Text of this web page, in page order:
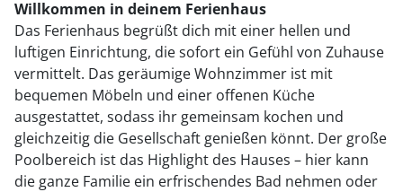
Willkommen in deinem Ferienhaus
Das Ferienhaus begrüßt dich mit einer hellen und
luftigen Einrichtung, die sofort ein Gefühl von Zuhause
vermittelt. Das geräumige Wohnzimmer ist mit
bequemen Möbeln und einer offenen Küche
ausgestattet, sodass ihr gemeinsam kochen und
gleichzeitig die Gesellschaft genießen könnt. Der große
Poolbereich ist das Highlight des Hauses – hier kann
die ganze Familie ein erfrischendes Bad nehmen oder